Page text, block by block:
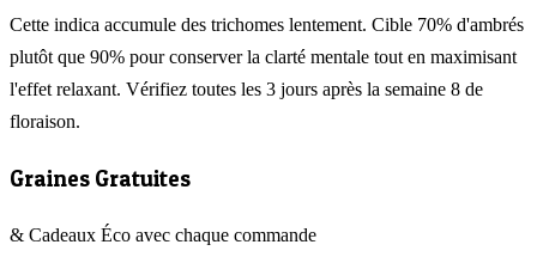
Cette indica accumule des trichomes lentement. Cible 70% d'ambrés
plutôt que 90% pour conserver la clarté mentale tout en maximisant
l'effet relaxant. Vérifiez toutes les 3 jours après la semaine 8 de
floraison.
Graines Gratuites
& Cadeaux Éco avec chaque commande